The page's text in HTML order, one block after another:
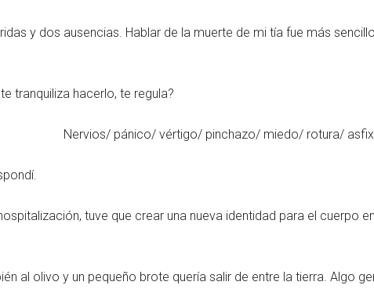
y dos ausencias. Hablar de la muerte de mi tía fue más
tranquiliza hacerlo, te regula?
Nervios/ pánico/ vértigo/ pinchazo/ miedo/ rotura/
tuve que crear una nueva identidad para el cuerpo
al olivo y un pequeño brote quería salir de entre la tierra. Algo